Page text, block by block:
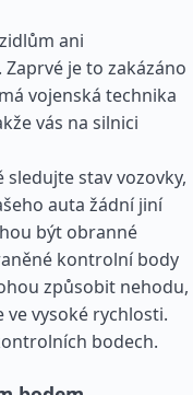
ani
je to zakázáno
vojenská technika
vás na silnici
stav vozovky,
auta žádní jiní
být obranné
kontrolní body
způsobit nehodu,
vysoké rychlosti.
bodech.